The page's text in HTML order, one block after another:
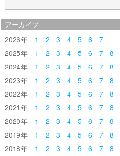
アーカイブ
2026 1 2 3 4 5 6
7
2025
1 2 3 4 5 6 7 8
2024
1 2 3 4 5 6 7 8
2023
1 2 3 4 5 6 7 8
2022
1 2 3 4 5 6 7 8
2021
1 2 3 4 5 6 7 8
2020
1 2 3 4 5 6 7 8
2019
1 2 3 4 5 6 7 8
2018
1 2 3 4 5 6 7 8